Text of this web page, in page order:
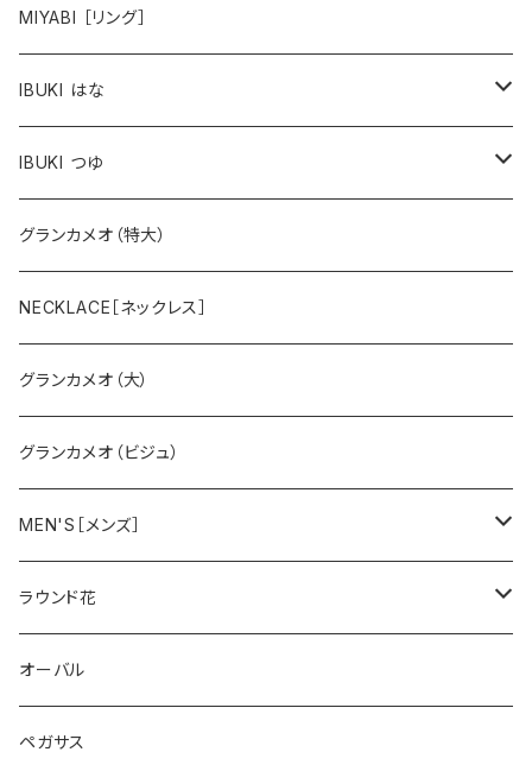
animal
MIYABI ［リング］
IBUKI はな
スミレ
バラ
スズラン
IBUKI つゆ
大
小
グランカメオ（特大）
NECKLACE［ネックレス］
グランカメオ（大）
グランカメオ（ビジュ）
MEN'S［メンズ］
ペガサス
ゴールドライオン
帆船
ラウンド花
スミレ
バラ
オーバル
ペガサス